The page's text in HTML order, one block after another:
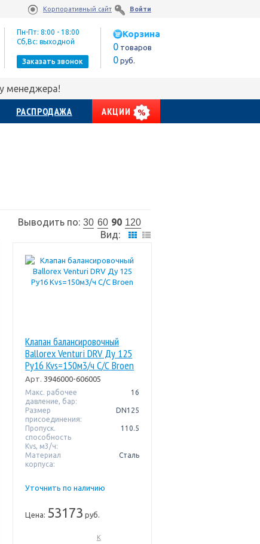
Корпоративный сайт Войти
Пн-Пт: 8:00 - 18:00
Сб,Вс: выходной
Заказать звонок
Корзина
0 товаров
0 руб.
менеджера!
РАСПРОДАЖА АКЦИИ
Выводить по: 30 60 90 120
Вид:
Клапан балансировочный
Ballorex Venturi DRV Ду 125
Pу16 Kvs=150м3/ч С/С Broen
Арт. 3946000-606005
Макс. рабочее
давление, бар:
16
Размер
присоединения:
DN125
Пропуск.
способность
Kvs, м3/ч:
110.5
Материал
корпуса:
Сталь
Уточнить по наличию
Цена: 53173 руб.
К